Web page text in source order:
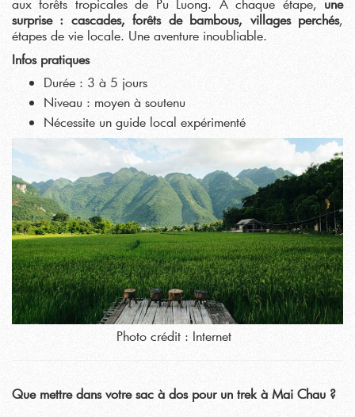
aux forêts tropicales de Pu Luong. À chaque étape, une
surprise : cascades, forêts de bambous, villages perchés,
étapes de vie locale. Une aventure inoubliable.
Infos pratiques
Durée : 3 à 5 jours
Niveau : moyen à soutenu
Nécessite un guide local expérimenté
Photo crédit : Internet
Que mettre dans votre sac à dos pour un trek à Mai Chau ?